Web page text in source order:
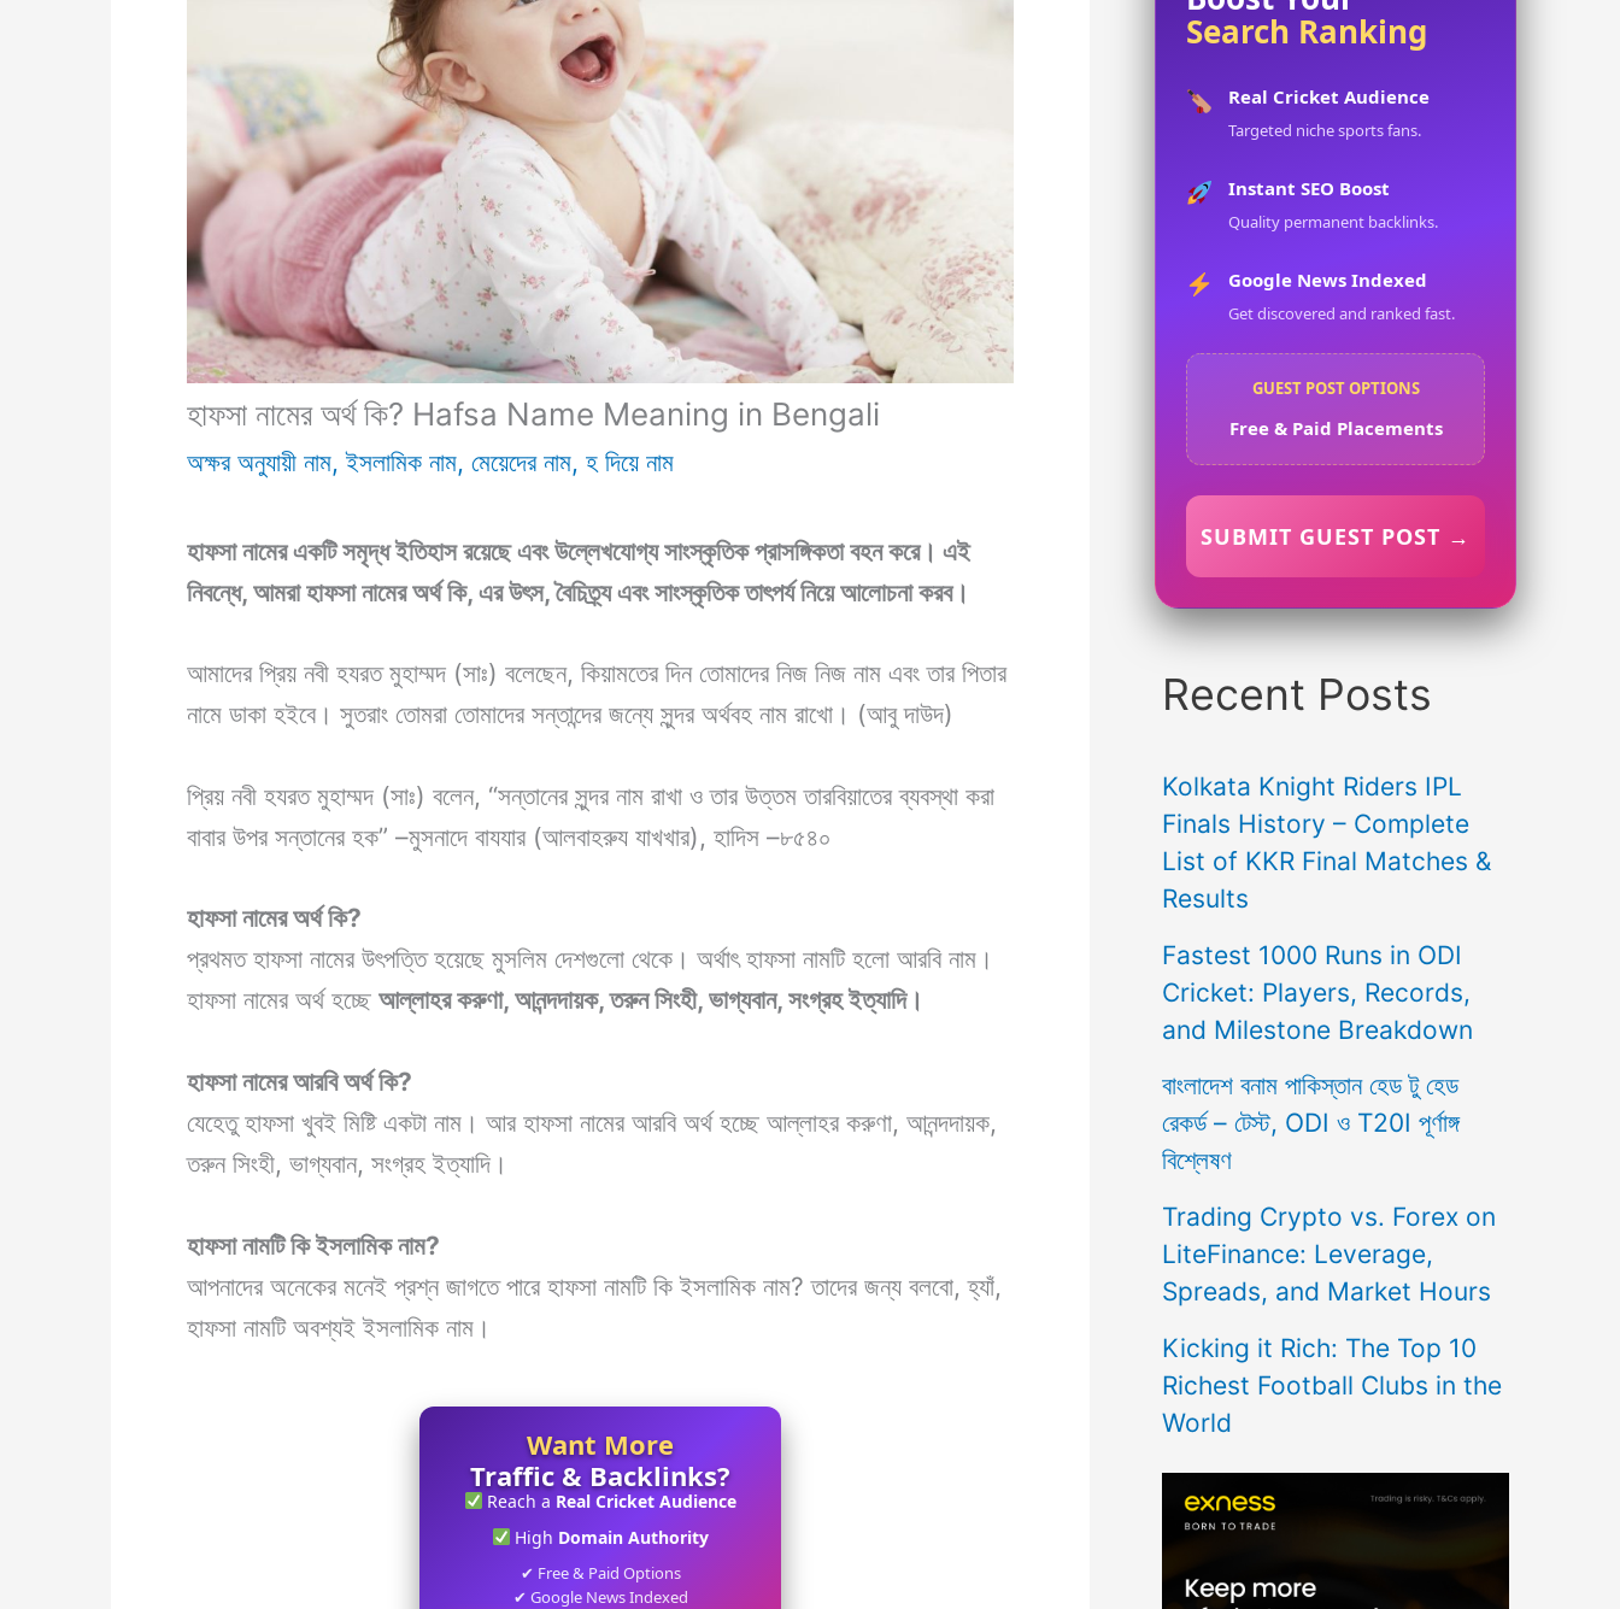
হাফসা নামের অর্থ কি? Hafsa Name Meaning in Bengali
অক্ষর অনুযায়ী নাম,ইসলামিক নাম, মেয়েদের নাম, হ দিয়ে নাম
হাফসা নামের একটি সমৃদ্ধ ইতিহাস রয়েছে এবং উল্লেখযোগ্য সাংস্কৃতিক প্রাসঙ্গিকতা বহন করে। এই
নিবন্ধে, আমরা হাফসানামের অর্থ কি, এর উৎস, বৈচিত্র্য এবং সাংস্কৃতিক তাৎপর্য নিয়ে আলোচনা করব।
আমাদের প্রিয় নবী হযরত মুহাম্মদ (সাঃ) বলেছেন, কিয়ামতের দিন তোমাদের নিজ নিজ নাম এবং তার পিতার
নামে ডাকা হইবে। সুতরাং তোমরা তোমাদের সন্তান্দের জন্যে সুন্দর অর্থবহ নাম রাখো। (আবু দাউদ)
প্রিয় নবী হযরত মুহাম্মদ (সাঃ) বলেন, “সন্তানের সুন্দর নাম রাখা ও তার উত্তম তারবিয়াতের ব্যবস্থা করা
বাবার উপর সন্তানের হক” –মুসনাদে বাযযার (আলবাহরুয যাখখার), হাদিস –৮৫৪০
হাফসানামের অর্থ কি?
প্রথমত হাফসা নামের উৎপত্তি হয়েছে মুসলিম দেশগুলো থেকে। অর্থাৎ হাফসা নামটি হলো আরবি নাম।
হাফসা নামের অর্থ হচ্ছে আল্লাহর করুণা, আনন্দদায়ক, তরুন সিংহী, ভাগ্যবান, সংগ্রহইত্যাদি।
হাফসানামের আরবি অর্থ কি?
যেহেতু হাফসা খুবই মিষ্টি একটা নাম। আর হাফসা নামের আরবি অর্থ হচ্ছে আল্লাহর করুণা, আনন্দদায়ক,
তরুন সিংহী, ভাগ্যবান, সংগ্রহ ইত্যাদি।
হাফসানামটি কি ইসলামিক নাম?
আপনাদের অনেকের মনেই প্রশ্ন জাগতে পারে হাফসা নামটি কি ইসলামিক নাম? তাদের জন্য বলবো, হ্যাঁ,
হাফসা নামটি অবশ্যই ইসলামিক নাম।
Want More
Traffic & Backlinks?
Reach a Real Cricket Audience
High Domain Authority
✔ Free & Paid Options
✔ Google News Indexed
Search Ranking
Real Cricket Audience
Targeted niche sports fans.
Instant SEO Boost
Quality permanent backlinks.
Google News Indexed
Get discovered and ranked fast.
GUEST POST OPTIONS
Free & Paid Placements
SUBMIT GUEST POST →
Recent Posts
Kolkata Knight Riders IPL
Finals History – Complete
List of KKR Final Matches &
Results
Fastest 1000 Runs in ODI
Cricket: Players, Records,
and Milestone Breakdown
বাংলাদেশ বনাম পাকিস্তান হেড টু হেড
রেকর্ড – টেস্ট, ODI ও T20I পূর্ণাঙ্গ
বিশ্লেষণ
Trading Crypto vs. Forex on
LiteFinance: Leverage,
Spreads, and Market Hours
Kicking it Rich: The Top 10
Richest Football Clubs in the
World